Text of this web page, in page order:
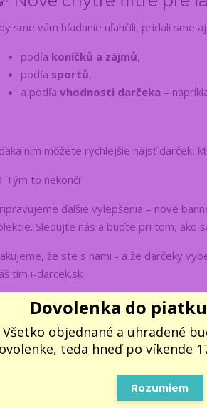
sme vám hľadanie uľahčili, pridali sme
podľa koníčků a zájmů,
podľa sportů,
a podľa vhodnosti darčeka –
nim môžete rýchlejšie nájsť darček,
Tým to nekončí
ďalšie vylepšenia – nové
Sledujte nás a buďte pri tom, ako
že ste s nami - a že darčeky
tím i-darcek.sk
Páčil sa
Dovolenka do piatku
Všetko objednané a uhradené
teda hneď po víkende
Rozumiem